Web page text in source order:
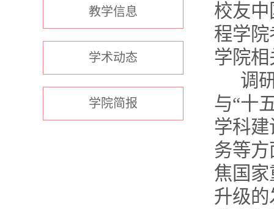
教学信息
学术动态
学院简报
校友
程学
学院
调
与“十
学科
务等
焦国
升级